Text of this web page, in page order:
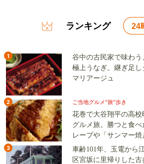
ランキング 24
1
谷中の古民家で味わう
極上うなぎ。継ぎ足
マリアージュ
2 ご当地グルメ“旅”歩き
花巻で大谷翔平の高
グルメ旅。勝つと食
レープや「サンマー焼
3
車齢101年、玉電から
区宮坂に里帰りし